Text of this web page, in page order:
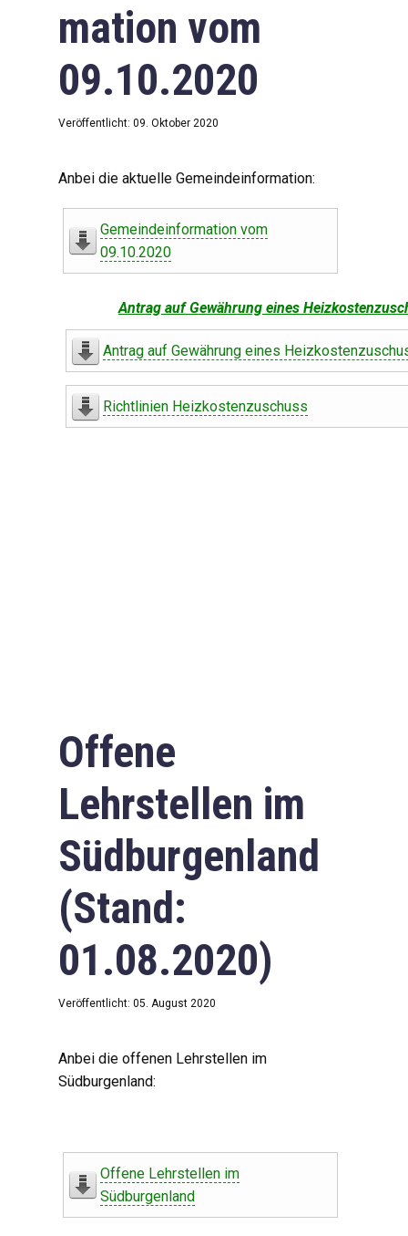
mation vom
09.10.2020
Veröffentlicht: 09. Oktober 2020
Anbei die aktuelle Gemeindeinformation:
Gemeindeinformation vom
09.10.2020
Antrag auf Gewährung eines
Antrag auf Gewährung eines
Richtlinien Heizkostenzuschuss
Offene
Lehrstellen im
Südburgenland
(Stand:
01.08.2020)
Veröffentlicht: 05. August 2020
Anbei die offenen Lehrstellen im
Südburgenland:
Offene Lehrstellen im
Südburgenland